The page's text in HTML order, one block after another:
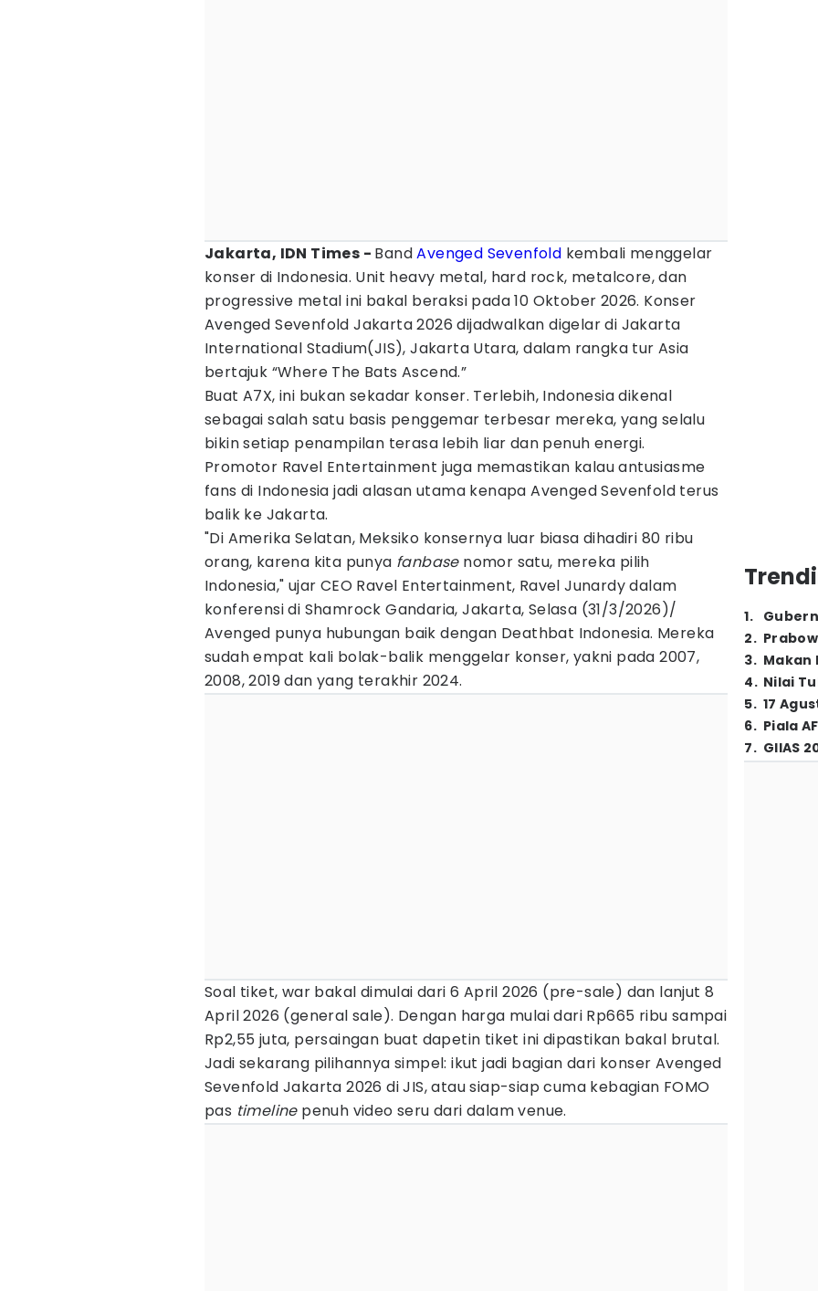
Jakarta, IDN Times - BandAvenged Sevenfold kembali menggelar
konser di Indonesia. Unit heavy metal, hard rock, metalcore, dan
progressive metal ini bakal beraksi pada 10 Oktober 2026. Konser
Avenged Sevenfold Jakarta 2026 dijadwalkan digelar di Jakarta
International Stadium(JIS), Jakarta Utara, dalam rangka tur Asia
bertajuk “Where The Bats Ascend.”
Buat A7X, ini bukan sekadar konser. Terlebih, Indonesia dikenal
sebagai salah satu basis penggemar terbesar mereka, yang selalu
bikin setiap penampilan terasa lebih liar dan penuh energi.
Promotor Ravel Entertainment juga memastikan kalau antusiasme
fans di Indonesia jadi alasan utama kenapa Avenged Sevenfold terus
balik ke Jakarta.
"Di Amerika Selatan, Meksiko konsernya luar biasa dihadiri 80 ribu
orang, karena kita punya fanbasenomor satu, mereka pilih
Indonesia," ujar CEO Ravel Entertainment, Ravel Junardy dalam
konferensi di Shamrock Gandaria, Jakarta, Selasa (31/3/2026)/
Avenged punya hubungan baik dengan Deathbat Indonesia. Mereka
sudah empat kali bolak-balik menggelar konser, yakni pada 2007,
2008, 2019 dan yang terakhir 2024.
Soal tiket, war bakal dimulai dari 6 April 2026 (pre-sale) dan lanjut 8
April 2026 (general sale). Dengan harga mulai dari Rp665 ribu sampai
Rp2,55 juta, persaingan buat dapetin tiket ini dipastikan bakal brutal.
Jadi sekarang pilihannya simpel: ikut jadi bagian dari konser Avenged
Sevenfold Jakarta 2026 di JIS, atau siap-siap cuma kebagian FOMO
pas timeline penuh video seru dari dalam venue.
1.
2.
3. Makan
4. Nilai
5. 17
6. Piala
7. GIIAS